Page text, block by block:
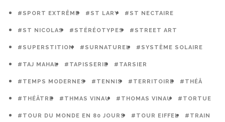
#SPORT EXTRÊME #ST LARY #ST NECTAIRE
#ST NICOLAS #STÉRÉOTYPES #STREET ART
#SUPERSTITION #SURNATUREL #SYSTÈME SOLAIRE
#TAJ MAHAL #TAPISSERIE #TARSIER
#TEMPS MODERNES #TENNIS #TERRITOIRE #THÉÂ
#THÉÂTRE #THMAS VINAU #THOMAS VINAU #TORTUE
#TOUR DU MONDE EN 80 JOURS #TOUR EIFFEL #TRAIN